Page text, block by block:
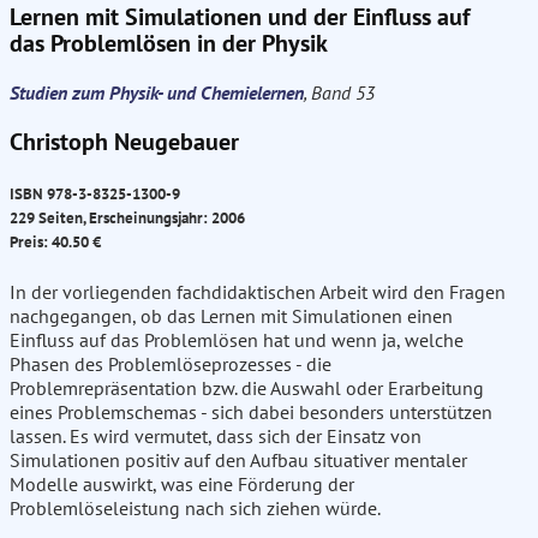
Lernen mit Simulationen und der Einfluss auf
das Problemlösen in der Physik
Studien zum Physik- und Chemielernen, Band 53
Christoph Neugebauer
ISBN 978-3-8325-1300-9
229 Seiten, Erscheinungsjahr: 2006
Preis: 40.50 €
In der vorliegenden fachdidaktischen Arbeit wird den Fragen
nachgegangen, ob das Lernen mit Simulationen einen
Einfluss auf das Problemlösen hat und wenn ja, welche
Phasen des Problemlöseprozesses - die
Problemrepräsentation bzw. die Auswahl oder Erarbeitung
eines Problemschemas - sich dabei besonders unterstützen
lassen. Es wird vermutet, dass sich der Einsatz von
Simulationen positiv auf den Aufbau situativer mentaler
Modelle auswirkt, was eine Förderung der
Problemlöseleistung nach sich ziehen würde.